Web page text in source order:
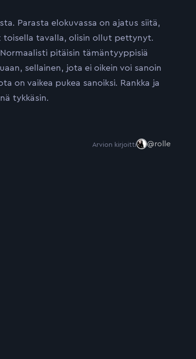
Parasta elokuvassa on ajatus siitä,
toisella tavalla, olisin ollut pettynyt.
pitäisin tämäntyyppisiä
sellainen, jota ei oikein voi sanoin
on vaikea pukea sanoiksi. Rankka ja
tykkäsin.
Arvion kirjoitti @rolle